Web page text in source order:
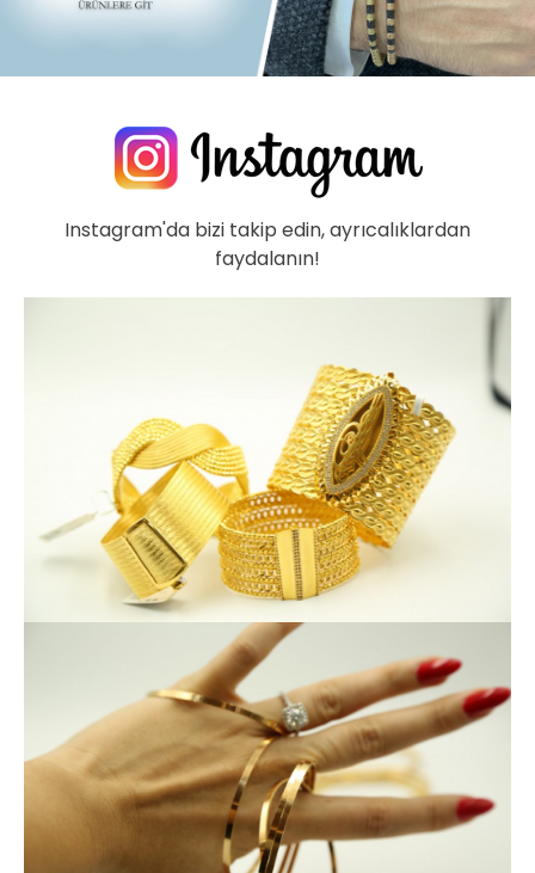
Instagram'da bizi takip edin, ayrıcalıklardan
faydalanın!